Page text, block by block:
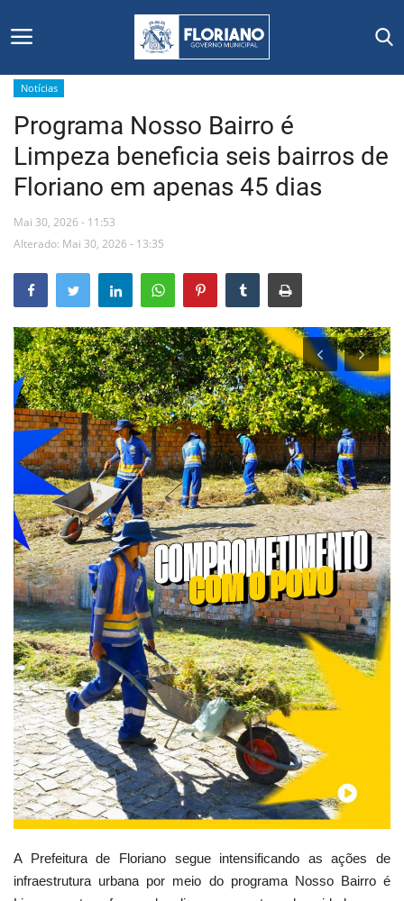
Início
Editais
Floriano
Mural de Licitações
Notícias
Vídeos
Webmail
Contato
Notícias
Programa Nosso Bairro é
Limpeza beneficia seis bairros de
Floriano em apenas 45 dias
Mai 30, 2026 - 11:53
Alterado: Mai 30, 2026 - 13:35
A Prefeitura de Floriano segue intensificando as ações de
infraestrutura urbana por meio do programa Nosso Bairro é